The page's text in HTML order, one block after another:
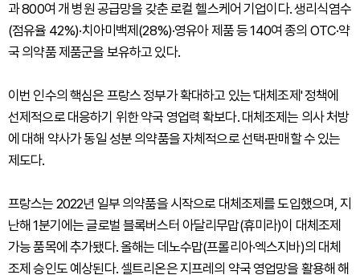
과 800여 개 병원 공급망을 갖춘 로컬 헬스케어 기업이다. 생리식염수
(점유율 42%)·치아미백제(28%)·영유아 제품 등 140여 종의 OTC·약
국 의약품 제품군을 보유하고 있다.
이번 인수의 핵심은 프랑스 정부가 확대하고 있는 '대체조제' 정책에
선제적으로 대응하기 위한 약국 영업력 확보다. 대체조제는 의사 처방
에 대해 약사가 동일 성분 의약품을 자체적으로 선택·판매할 수 있는
제도다.
프랑스는 2022년 일부 의약품을 시작으로 대체조제를 도입했으며, 지
난해 1분기에는 글로벌 블록버스터 아달리무맙(휴미라)이 대체조제
가능 품목에 추가됐다. 올해는 데노수맙(프롤리아·엑스지바)의 대체
조제 승인도 예상된다. 셀트리온은 지프레의 약국 영업망을 활용해 해